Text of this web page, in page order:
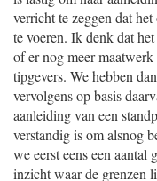
verricht te zeggen dat
te voeren. Ik denk dat
of er nog meer
tipgevers. We hebben
vervolgens op basis
aanleiding van een
verstandig is om alsnog
we eerst eens een aantal
inzicht waar de grenzen